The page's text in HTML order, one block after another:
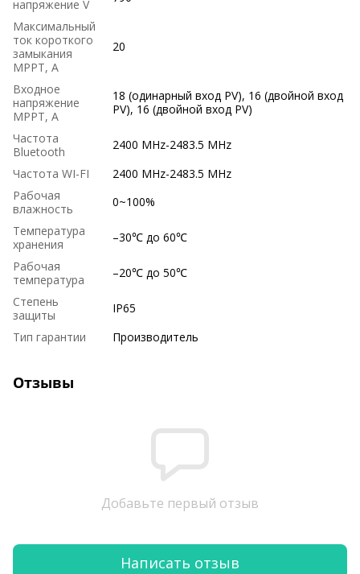
напряжение V
Максимальный
ток короткого
замыкания
MPPT, А
20
Входное
напряжение
MPPT, A
18 (одинарный вход PV), 16 (двойной вход
PV), 16 (двойной вход PV)
Частота
Bluetooth
2400 MHz-2483.5 MHz
Частота WI-FI
2400 MHz-2483.5 MHz
Рабочая
влажность
0~100%
Температура
хранения
–30℃ до 60℃
Рабочая
температура
–20℃ до 50℃
Степень
защиты
IP65
Тип гарантии
Производитель
Отзывы
Добавьте первый отзыв
Написать отзыв